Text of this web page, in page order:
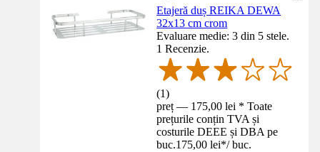
Etajeră duș REIKA DEWA
32x13 cm crom
Evaluare medie: 3 din 5 stele.
1 Recenzie.
(1)
preț — 175,00 lei * Toate
prețurile conțin TVA și
costurile DEEE și DBA pe
buc.175,00 lei*/ buc.